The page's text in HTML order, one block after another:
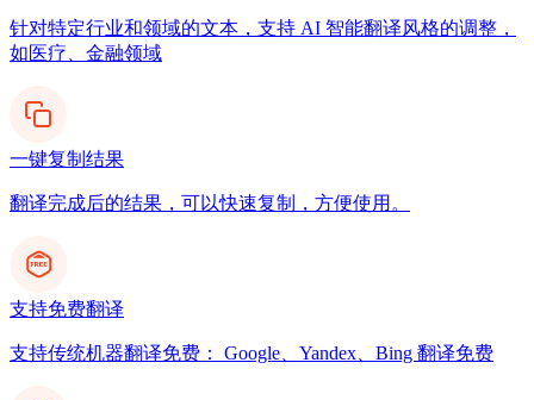
针对特定行业和领域的文本，支持 AI 智能翻译风格的调整，
如医疗、金融领域
一键复制结果
翻译完成后的结果，可以快速复制，方便使用。
支持免费翻译
支持传统机器翻译免费： Google、Yandex、Bing 翻译免费